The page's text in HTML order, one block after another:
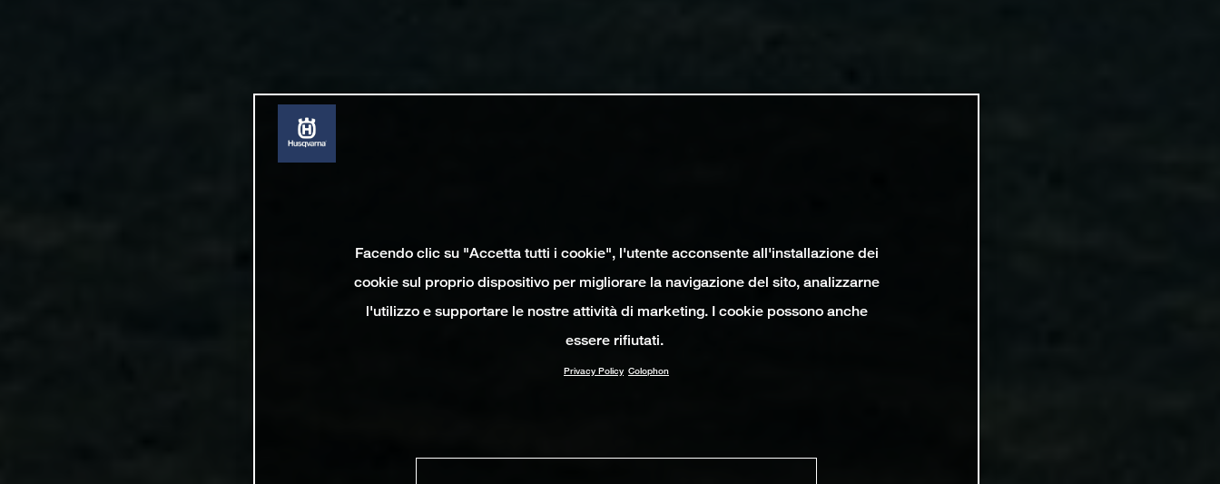
Facendo clic su "Accetta tutti i cookie", l'utente acconsente all'installazione dei
cookie sul proprio dispositivo per migliorare la navigazione del sito, analizzarne
l'utilizzo e supportare le nostre attività di marketing. I cookie possono anche
essere rifiutati.
Privacy Policy Colophon